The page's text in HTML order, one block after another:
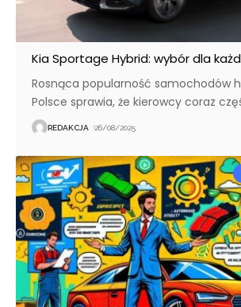
Kia Sportage Hybrid: wybór dla
Rosnąca popularność samochodów
Polsce sprawia, że kierowcy coraz
REDAKCJA 26/08/2025